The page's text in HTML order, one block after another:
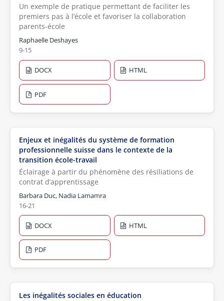
Un exemple de pratique permettant de faciliter les
premiers pas à l’école et favoriser la collaboration
parents-école
Raphaelle Deshayes
9-15
DOCX HTML
PDF
Enjeux et inégalités du système de formation
professionnelle suisse dans le contexte de la
transition école-travail
Éclairage à partir du phénomène des résiliations de
contrat d’apprentissage
Barbara Duc, Nadia Lamamra
16-21
DOCX HTML
PDF
Les inégalités sociales en éducation